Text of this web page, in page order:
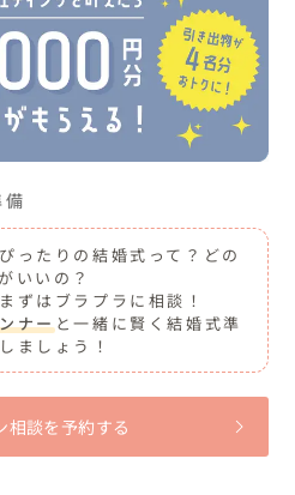
ったりの結婚式って？どの
いいの？
ずはブラプラに相談！
ナーと一緒に賢く結婚式準
ましょう！
相談を予約する